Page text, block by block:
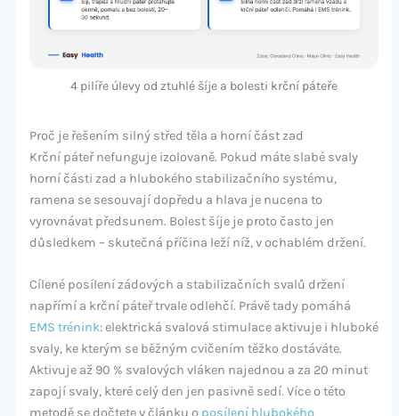
4 pilíře úlevy od ztuhlé šíje a bolesti krční páteře
Proč je řešením silný střed těla a horní část zad
Krční páteř nefunguje izolovaně. Pokud máte slabé svaly
horní části zad a hlubokého stabilizačního systému,
ramena se sesouvají dopředu a hlava je nucena to
vyrovnávat předsunem. Bolest šíje je proto často jen
důsledkem – skutečná příčina leží níž, v ochablém držení.
Cílené posílení zádových a stabilizačních svalů držení
napřímí a krční páteř trvale odlehčí. Právě tady pomáhá
EMS trénink: elektrická svalová stimulace aktivuje i hluboké
svaly, ke kterým se běžným cvičením těžko dostáváte.
Aktivuje až 90 % svalových vláken najednou a za 20 minut
zapojí svaly, které celý den jen pasivně sedí. Více o této
metodě se dočtete v článku o posílení hlubokého